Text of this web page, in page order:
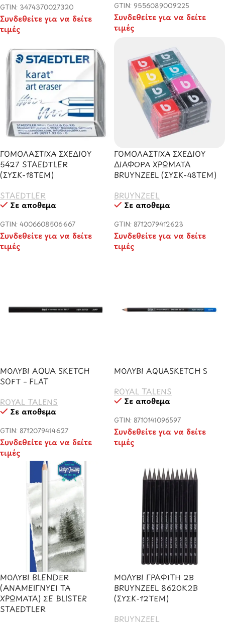
GTIN: 3474370027320
Συνδεθείτε για να δείτε
τιμές
GTIN: 9556089009225
Συνδεθείτε για να δείτε
τιμές
ΓΟΜΟΛΑΣΤΙΧΑ ΣΧΕΔΙΟΥ
5427 STAEDTLER
(ΣΥΣΚ-18ΤΕΜ)
STAEDTLER
Σε απόθεμα
GTIN: 4006608506667
Συνδεθείτε για να δείτε
τιμές
ΓΟΜΟΛΑΣΤΙΧΑ ΣΧΕΔΙΟΥ
ΔΙΑΦΟΡΑ ΧΡΩΜΑΤΑ
BRUYNZEEL (ΣΥΣΚ-48ΤΕΜ)
BRUYNZEEL
Σε απόθεμα
GTIN: 8712079412623
Συνδεθείτε για να δείτε
τιμές
ΜΟΛΥΒΙ AQUA SKETCH
SOFT – FLAT
ROYAL TALENS
Σε απόθεμα
GTIN: 8712079414627
Συνδεθείτε για να δείτε
τιμές
ΜΟΛΥΒΙ AQUASKETCH S
ROYAL TALENS
Σε απόθεμα
GTIN: 8710141096597
Συνδεθείτε για να δείτε
τιμές
ΜΟΛΥΒΙ BLENDER
(ΑΝΑΜΕΙΓΝΥΕΙ ΤΑ
ΧΡΩΜΑΤΑ) ΣΕ BLISTER
STAEDTLER
ΜΟΛΥΒΙ ΓΡΑΦΙΤΗ 2Β
BRUYNZEEL 8620Κ2Β
(ΣΥΣΚ-12ΤΕΜ)
BRUYNZEEL